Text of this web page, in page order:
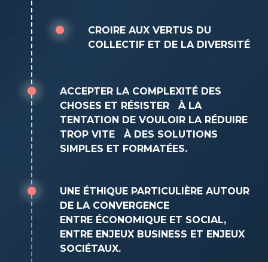
CROIRE AUX VERTUS DU
COLLECTIF ET DE LA DIVERSITÉ
ACCEPTER LA COMPLEXITÉ DES
CHOSES ET RÉSISTER À LA
TENTATION DE VOULOIR LA RÉDUIRE
TROP VITE À DES SOLUTIONS
SIMPLES ET FORMATÉES.
UNE ÉTHIQUE PARTICULIÈRE AUTOUR
DE LA CONVERGENCE
ENTRE ÉCONOMIQUE ET SOCIAL,
ENTRE ENJEUX BUSINESS ET ENJEUX
SOCIÉTAUX.